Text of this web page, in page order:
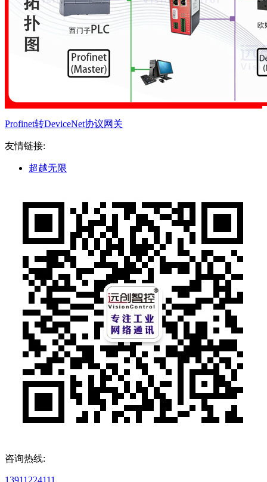
Profinet转DeviceNet协议网关
友情链接:
超越无限
咨询热线: